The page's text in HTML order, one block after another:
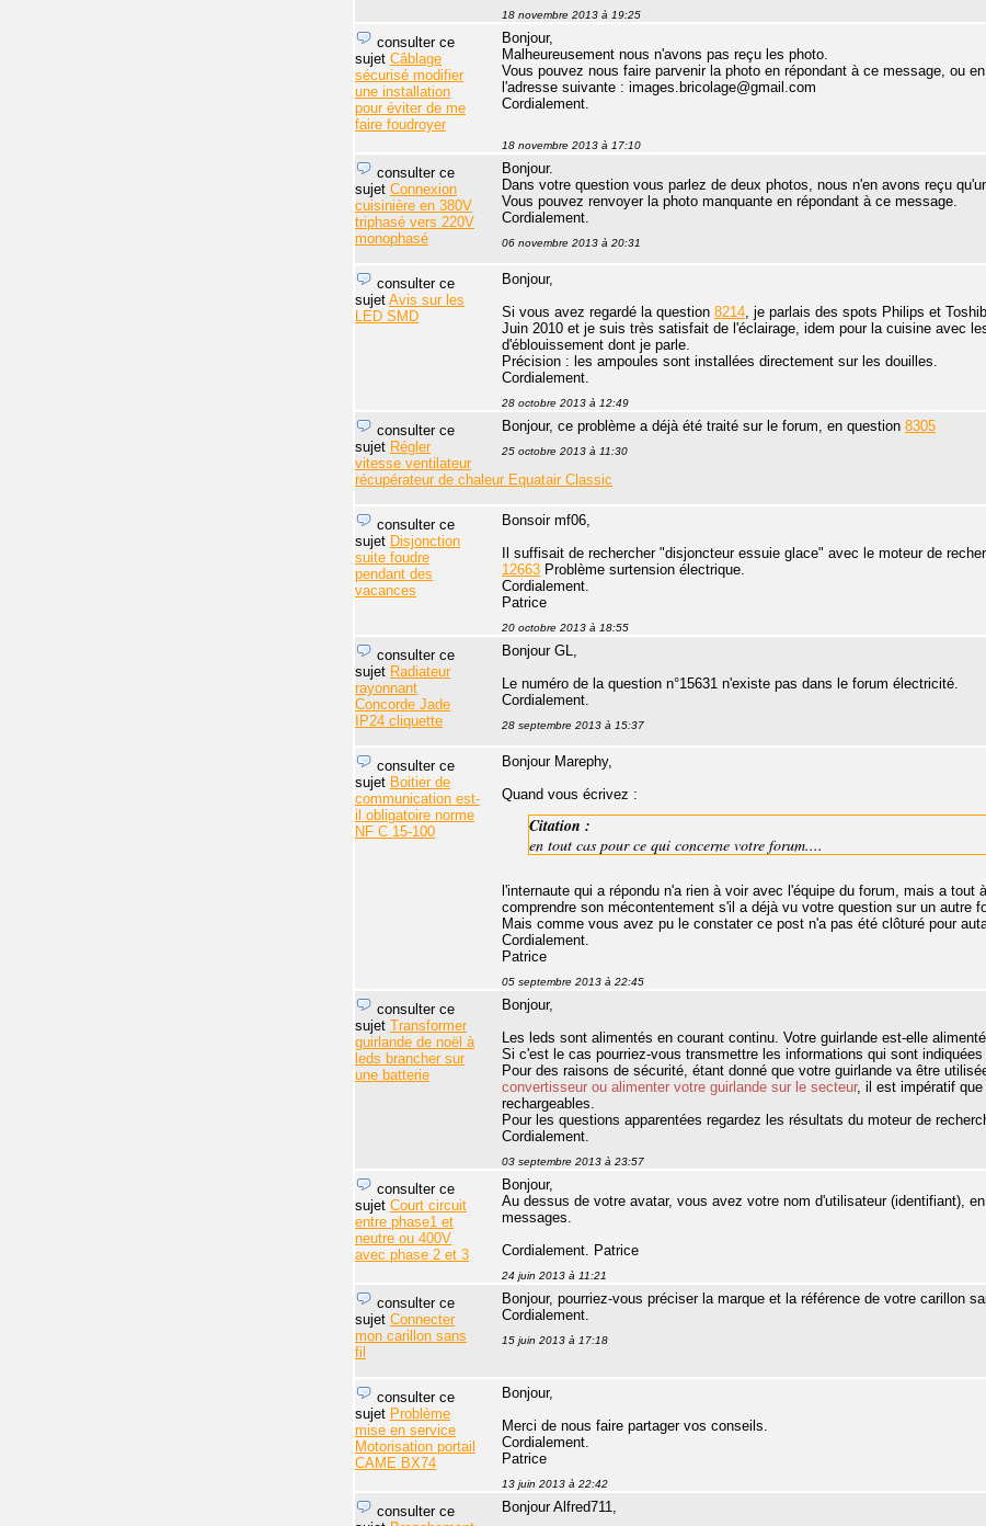
18 novembre 2013 à 19:25
Bonjour,
Malheureusement nous n'avons pas reçu les photo.
Vous pouvez nous faire parvenir la photo en répondant à ce message, ou
l'adresse suivante : images.bricolage@gmail.com
Cordialement.
18 novembre 2013 à 17:10
consulter ce
sujet Câblage
sécurisé modifier
une installation
pour éviter de me
faire foudroyer
Bonjour.
Dans votre question vous parlez de deux photos, nous n'en avons reçu
Vous pouvez renvoyer la photo manquante en répondant à ce message.
Cordialement.
06 novembre 2013 à 20:31
consulter ce
sujet Connexion
cuisinière en 380V
triphasé vers 220V
monophasé
Bonjour,
Si vous avez regardé la question 8214, je parlais des spots Philips et
Juin 2010 et je suis très satisfait de l'éclairage, idem pour la cuisine avec
d'éblouissement dont je parle.
Précision : les ampoules sont installées directement sur les douilles.
Cordialement.
28 octobre 2013 à 12:49
consulter ce
sujet Avis sur les
LED SMD
Bonjour, ce problème a déjà été traité sur le forum, en question 8305
25 octobre 2013 à 11:30
consulter ce
sujet Régler
vitesse ventilateur
récupérateur de chaleur Equatair Classic
Bonsoir mf06,
Il suffisait de rechercher "disjoncteur essuie glace" avec le moteur de
12663 Problème surtension électrique.
Cordialement.
Patrice
20 octobre 2013 à 18:55
consulter ce
sujet Disjonction
suite foudre
pendant des
vacances
Bonjour GL,
Le numéro de la question n°15631 n'existe pas dans le forum électricité.
Cordialement.
28 septembre 2013 à 15:37
consulter ce
sujet Radiateur
rayonnant
Concorde Jade
IP24 cliquette
Bonjour Marephy,
Quand vous écrivez :
Citation :
en tout cas pour ce qui concerne votre forum....
l'internaute qui a répondu n'a rien à voir avec l'équipe du forum, mais a
comprendre son mécontentement s'il a déjà vu votre question sur un autre
Mais comme vous avez pu le constater ce post n'a pas été clôturé pour
Cordialement.
Patrice
05 septembre 2013 à 22:45
consulter ce
sujet Boitier de
communication est-
il obligatoire norme
NF C 15-100
Bonjour,
Les leds sont alimentés en courant continu. Votre guirlande est-elle
Si c'est le cas pourriez-vous transmettre les informations qui sont
Pour des raisons de sécurité, étant donné que votre guirlande va être
convertisseur ou alimenter votre guirlande sur le secteur, il est impératif
rechargeables.
Pour les questions apparentées regardez les résultats du moteur de
Cordialement.
03 septembre 2013 à 23:57
consulter ce
sujet Transformer
guirlande de noël à
leds brancher sur
une batterie
Bonjour,
Au dessus de votre avatar, vous avez votre nom d'utilisateur (identifiant),
messages.
Cordialement. Patrice
24 juin 2013 à 11:21
consulter ce
sujet Court circuit
entre phase1 et
neutre ou 400V
avec phase 2 et 3
Bonjour, pourriez-vous préciser la marque et la référence de votre carillon
Cordialement.
15 juin 2013 à 17:18
consulter ce
sujet Connecter
mon carillon sans
fil
Bonjour,
Merci de nous faire partager vos conseils.
Cordialement.
Patrice
13 juin 2013 à 22:42
consulter ce
sujet Problème
mise en service
Motorisation portail
CAME BX74
Bonjour Alfred711,
consulter ce